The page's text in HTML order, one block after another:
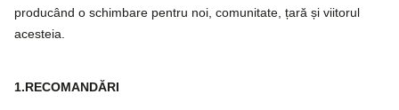
producând o schimbare pentru noi, comunitate, țară și viitorul
acesteia.
1.RECOMANDĂRI